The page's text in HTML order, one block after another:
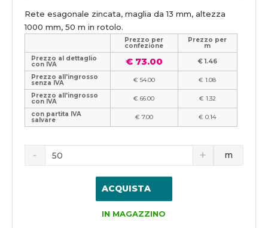
Rete esagonale zincata, maglia da 13 mm, altezza
1000 mm, 50 m in rotolo.
Prezzo per
confezione
Prezzo per
m
Prezzo al dettaglio
con IVA € 73.00
€ 1.46
Prezzo all'ingrosso
senza IVA € 54.00
€ 1.08
Prezzo all'ingrosso
con IVA € 66.00
€ 1.32
con partita IVA
salvare € 7.00 € 0.14
m
ACQUISTA
IN MAGAZZINO